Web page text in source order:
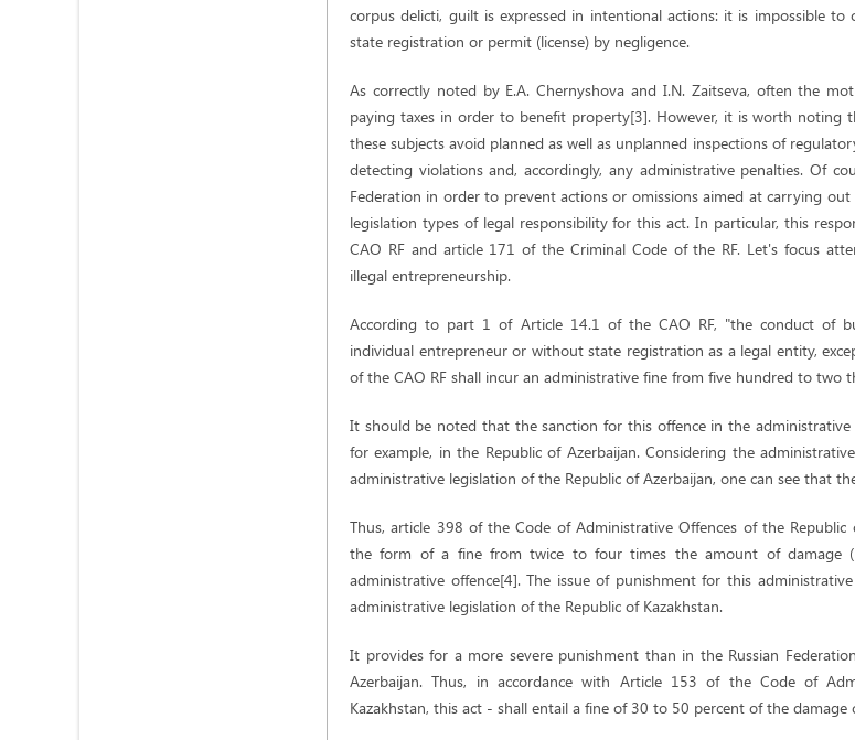
corpus delicti, guilt is expressed in intentional actions: it is impossible
state registration or permit (license) by negligence.
As correctly noted by E.A. Chernyshova and I.N. Zaitseva, often the
paying taxes in order to benefit property[3]. However, it is worth noting
these subjects avoid planned as well as unplanned inspections of
detecting violations and, accordingly, any administrative penalties. Of
Federation in order to prevent actions or omissions aimed at carrying out
legislation types of legal responsibility for this act. In particular, this
CAO RF and article 171 of the Criminal Code of the RF. Let's focus
illegal entrepreneurship.
According to part 1 of Article 14.1 of the CAO RF, "the conduct of
individual entrepreneur or without state registration as a legal entity,
of the CAO RF shall incur an administrative fine from five hundred to two
It should be noted that the sanction for this offence in the administrative
for example, in the Republic of Azerbaijan. Considering the
administrative legislation of the Republic of Azerbaijan, one can see that
Thus, article 398 of the Code of Administrative Offences of the
the form of a fine from twice to four times the amount of damage
administrative offence[4]. The issue of punishment for this
administrative legislation of the Republic of Kazakhstan.
It provides for a more severe punishment than in the Russian
Azerbaijan. Thus, in accordance with Article 153 of the Code of
Kazakhstan, this act - shall entail a fine of 30 to 50 percent of the damage